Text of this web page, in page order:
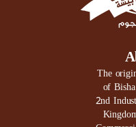
The
of
2nd